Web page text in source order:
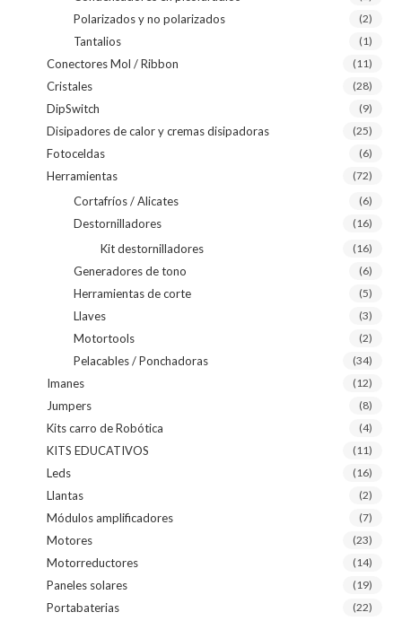
Polarizados y no polarizados (2)
Tantalios (1)
Conectores Mol / Ribbon (11)
Cristales (28)
DipSwitch (9)
Disipadores de calor y cremas disipadoras (25)
Fotoceldas (6)
Herramientas (72)
Cortafríos / Alicates (6)
Destornilladores (16)
Kit destornilladores (16)
Generadores de tono (6)
Herramientas de corte (5)
Llaves (3)
Motortools (2)
Pelacables / Ponchadoras (34)
Imanes (12)
Jumpers (8)
Kits carro de Robótica (4)
KITS EDUCATIVOS (11)
Leds (16)
Llantas (2)
Módulos amplificadores (7)
Motores (23)
Motorreductores (14)
Paneles solares (19)
Portabaterias (22)